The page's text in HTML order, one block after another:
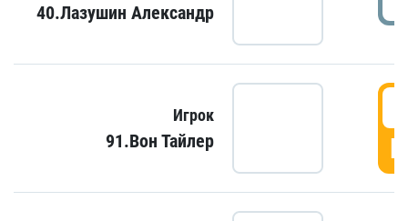
40.Лазушин Александр
Игрок
91.Вон Тайлер